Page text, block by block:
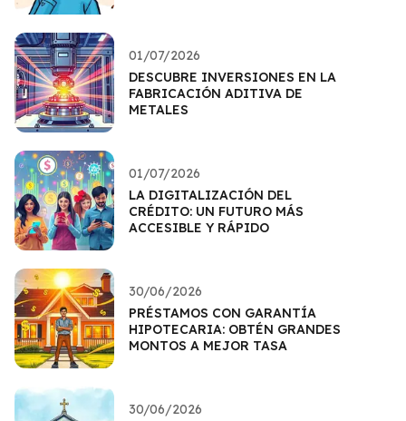
01/07/2026
DESCUBRE INVERSIONES EN LA
FABRICACIÓN ADITIVA DE
METALES
01/07/2026
LA DIGITALIZACIÓN DEL
CRÉDITO: UN FUTURO MÁS
ACCESIBLE Y RÁPIDO
30/06/2026
PRÉSTAMOS CON GARANTÍA
HIPOTECARIA: OBTÉN GRANDES
MONTOS A MEJOR TASA
30/06/2026